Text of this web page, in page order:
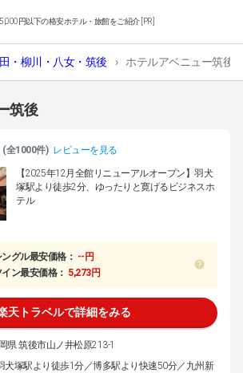
円以下の格安ホテル・旅館をご紹介 [PR]
・柳川・八女・筑後 › ホテルアベニュー筑後
筑後
(全1000件) レビューを見る
【2025年12月全館リニューアルオープン】羽犬
塚駅より徒歩2分、ゆったりと寛げるビジネスホ
テル
ングル最安価格： --円
ン最安価格： 5,273円
天トラベルで詳細をみる
県 筑後市山ノ井松原213-1
犬塚駅より徒歩1分／博多駅より快速50分／九州新